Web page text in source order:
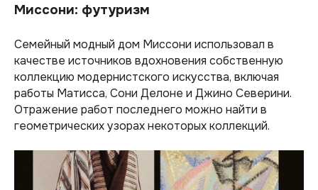
Миссони: футуризм
Семейный модный дом Миссони использовал в
качестве источников вдохновения собственную
коллекцию модернистского искусства, включая
работы Матисса, Сони Делоне и Джино Северини.
Отражение работ последнего можно найти в
геометрических узорах некоторых коллекций.